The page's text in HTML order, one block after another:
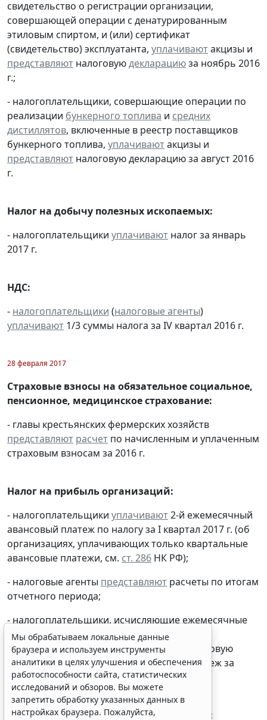
свидетельство о регистрации организации,
совершающей операции с денатурированным
этиловым спиртом, и (или) сертификат
(свидетельство) эксплуатанта, уплачиваютакцизы и
представляют налоговуюдекларациюза ноябрь 2016
г.;
- налогоплательщики, совершающие операции по
реализации бункерного топлива и средних
дистиллятов, включенные в реестр поставщиков
бункерного топлива, уплачиваютакцизы и
представляют налоговую декларацию за август 2016
г.
Налог на добычу полезных ископаемых:
- налогоплательщики уплачивают налог за январь
2017 г.
НДС:
- налогоплательщики (налоговые агенты)
уплачивают 1/3 суммы налога за IV квартал 2016 г.
28 февраля 2017
Страховые взносы на обязательное социальное,
пенсионное, медицинское страхование:
- главы крестьянских фермерских хозяйств
представляют расчет по начисленным и уплаченным
страховым взносам за 2016 г.
Налог на прибыль организаций:
- налогоплательщики уплачивают2-й ежемесячный
авансовый платеж по налогу за I квартал 2017 г. (об
организациях, уплачивающих только квартальные
авансовые платежи, см. ст. 286 НК РФ);
- налоговые агенты представляют расчеты по итогам
отчетного периода;
- налогоплательщики, исчисляющие ежемесячные
авансовые платежи исходя из фактически
полученной прибыли,представляют
налоговую
декларацию иуплачиваютавансовый платеж за
январь 2017 г.
Налог на добычу полезных ископаемых:
Мы обрабатываем локальные данные
браузера и используем инструменты
аналитики в целях улучшения и обеспечения
работоспособности сайта, статистических
запретить обработку указанных данных в
настройках браузера. Пожалуйста,
ознакомьтесь с условиями их обработки.
Принять